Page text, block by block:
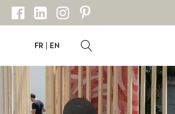
FR EN